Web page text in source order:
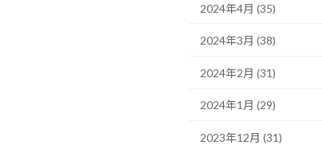
2024年4月 (35)
2024年3月 (38)
2024年2月 (31)
2024年1月 (29)
2023年12月 (31)